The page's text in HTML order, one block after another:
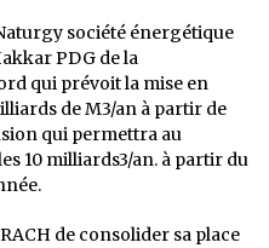
société énergétique
PDG de la
qui prévoit la mise en
de M3/an à partir de
qui permettra au
10 milliards3/an. à partir du
de consolider sa place